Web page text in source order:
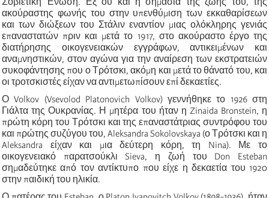
ακούραστης φωνής του στην υπενθύμιση των εκκαθαρίσεων
και των διώξεων του Στάλιν εναντίον μιας ολόκληρης γενιάς
επαναστατών πριν και μετά το 1917, στο ακούραστο έργο της
διατήρησης οικογενειακών εγγράφων, αντικειμένων και
αναμνηστικών, στον αγώνα για την αναίρεση των εκστρατειών
συκοφάντησης που ο Τρότσκι, ακόμη και μετά το θάνατό του, και
οι τροτσκιστές είχαν να αντιμετωπίσουν επί δεκαετίες.
Ο Volkov (Vsevolod Platonovich Volkov) γεννήθηκε το 1926 στη
Γιάλτα της Ουκρανίας. Η μητέρα του ήταν η Zinaida Bronstein, η
πρώτη κόρη του Τρότσκι και της επαναστάτριας συντρόφου του
και πρώτης συζύγου του, Aleksandra Sokolovskaya (ο Τρότσκι και η
Aleksandra είχαν και μια δεύτερη κόρη, τη Nina). Με το
οικογενειακό παρατσούκλι Sieva, η ζωή του Don Esteban
σημαδεύτηκε από τον αντίκτυπο που είχε η δεκαετία του 1920
στην παιδική του ηλικία.